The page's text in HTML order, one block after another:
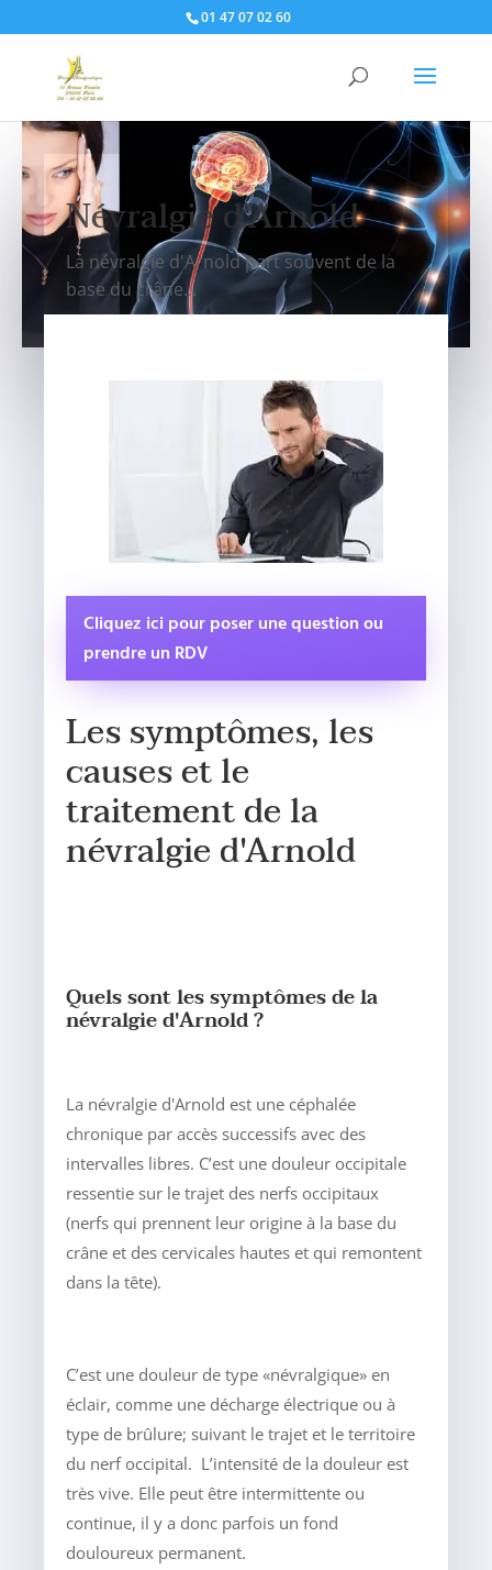
01 47 07 02 60
Névralgie d'Arnold
La névralgie d'Arnold part souvent de la
base du crâne...
Cliquez ici pour poser une question ou
prendre un RDV
Les symptômes, les
causes et le
traitement de la
névralgie d'Arnold
Quels sont les symptômes de la
névralgie d'Arnold ?
La névralgie d'Arnold est une céphalée
chronique par accès successifs avec des
intervalles libres. C’est une douleur occipitale
ressentie sur le trajet des nerfs occipitaux
(nerfs qui prennent leur origine à la base du
crâne et des cervicales hautes et qui remontent
dans la tête).
C’est une douleur de type «névralgique» en
éclair, comme une décharge électrique ou à
type de brûlure; suivant le trajet et le territoire
du nerf occipital. L’intensité de la douleur est
très vive. Elle peut être intermittente ou
continue, il y a donc parfois un fond
douloureux permanent.